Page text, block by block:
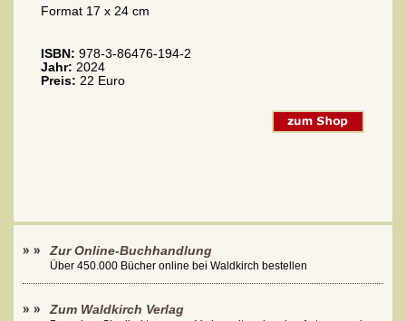
Format 17 x 24 cm
ISBN: 978-3-86476-194-2
Jahr: 2024
Preis: 22 Euro
Zur Online-Buchhandlung
Über 450.000 Bücher online bei Waldkirch bestellen
Zum Waldkirch Verlag